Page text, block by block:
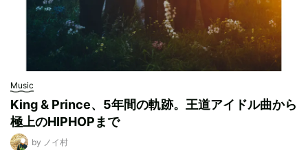
Music
King & Prince、5年間の軌跡。王道アイドル曲から
極上のHIPHOPまで
by ノイ村